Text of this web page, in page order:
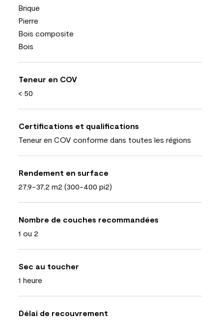
Brique
Pierre
Bois composite
Bois
Teneur en COV
< 50
Certifications et qualifications
Teneur en COV conforme dans toutes les régions
Rendement en surface
27,9-37,2 m2 (300-400 pi2)
Nombre de couches recommandées
1 ou 2
Sec au toucher
1 heure
Délai de recouvrement